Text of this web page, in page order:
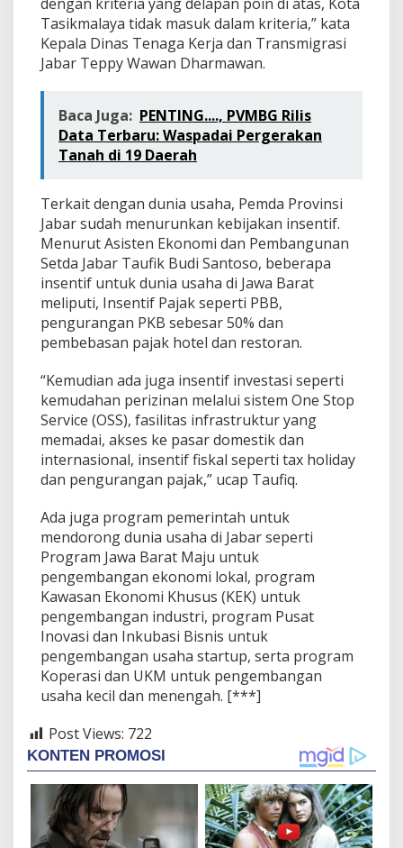
Tasikmalaya tidak masuk dalam kriteria,” kata
Kepala Dinas Tenaga Kerja dan Transmigrasi
Jabar Teppy Wawan Dharmawan.
Baca Juga: PENTING...., PVMBG Rilis
Data Terbaru: Waspadai Pergerakan
Tanah di 19 Daerah
Terkait dengan dunia usaha, Pemda Provinsi
Jabar sudah menurunkan kebijakan insentif.
Menurut Asisten Ekonomi dan Pembangunan
Setda Jabar Taufik Budi Santoso, beberapa
insentif untuk dunia usaha di Jawa Barat
meliputi, Insentif Pajak seperti PBB,
pengurangan PKB sebesar 50% dan
pembebasan pajak hotel dan restoran.
“Kemudian ada juga insentif investasi seperti
kemudahan perizinan melalui sistem One Stop
Service (OSS), fasilitas infrastruktur yang
memadai, akses ke pasar domestik dan
internasional, insentif fiskal seperti tax holiday
dan pengurangan pajak,” ucap Taufiq.
Ada juga program pemerintah untuk
mendorong dunia usaha di Jabar seperti
Program Jawa Barat Maju untuk
pengembangan ekonomi lokal, program
Kawasan Ekonomi Khusus (KEK) untuk
pengembangan industri, program Pusat
Inovasi dan Inkubasi Bisnis untuk
pengembangan usaha startup, serta program
Koperasi dan UKM untuk pengembangan
usaha kecil dan menengah. [***]
Post Views: 722